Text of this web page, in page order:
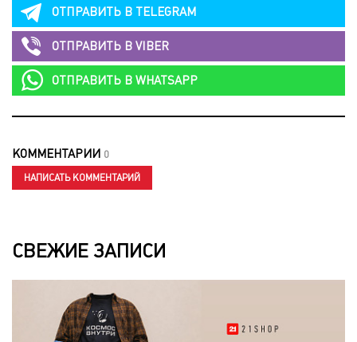
ОТПРАВИТЬ В TELEGRAM
ОТПРАВИТЬ В VIBER
ОТПРАВИТЬ В WHATSAPP
КОММЕНТАРИИ 0
НАПИСАТЬ КОММЕНТАРИЙ
СВЕЖИЕ ЗАПИСИ